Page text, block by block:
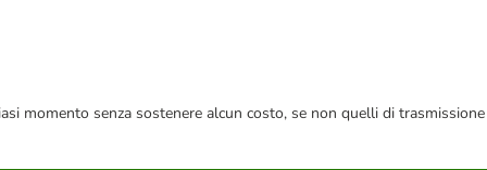
momento senza sostenere alcun costo, se non quelli di trasmissione